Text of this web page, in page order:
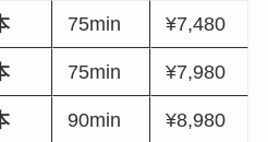
75min ¥7,480
75min ¥7,980
90min ¥8,980